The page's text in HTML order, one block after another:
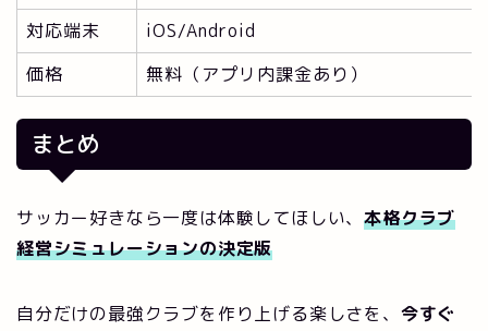
対応端末
iOS/Android
価格
無料（アプリ内課金あり）
まとめ
サッカー好きなら一度は体験してほしい、本格クラブ
経営シミュレーションの決定版
自分だけの最強クラブを作り上げる楽しさを、 今すぐ